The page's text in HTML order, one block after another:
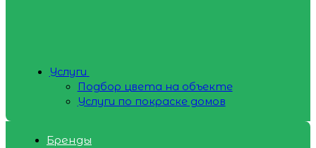
Услуги
Подбор цвета на объекте
Услуги по покраске домов
Бренды